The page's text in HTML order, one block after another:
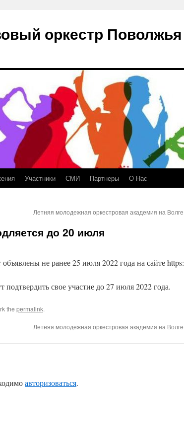
оркестр Поволжья
Участники СМИ Партнеры О Нас
Летняя молодежная оркестровая академия на Волге
до 20 июля
объявлены не ранее 25 июля 2022 года на сайте https:
свое участие до 27 июля 2022 года.
the permalink.
Летняя молодежная оркестровая академия на Волге
авторизоваться.